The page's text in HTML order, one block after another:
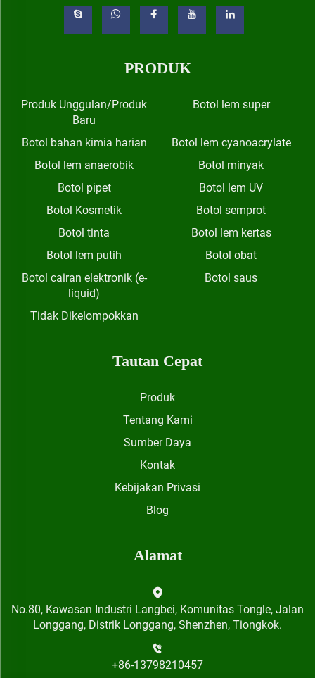
PRODUK
Produk Unggulan/Produk
Baru
Botol lem super
Botol bahan kimia harian
Botol lem cyanoacrylate
Botol lem anaerobik
Botol minyak
Botol pipet
Botol lem UV
Botol Kosmetik
Botol semprot
Botol tinta
Botol lem kertas
Botol lem putih
Botol obat
Botol cairan elektronik (e-
liquid)
Botol saus
Tidak Dikelompokkan
Tautan Cepat
Produk
Tentang Kami
Sumber Daya
Kontak
Kebijakan Privasi
Blog
Alamat
No.80, Kawasan Industri Langbei, Komunitas Tongle, Jalan
Longgang, Distrik Longgang, Shenzhen, Tiongkok.
+86-13798210457